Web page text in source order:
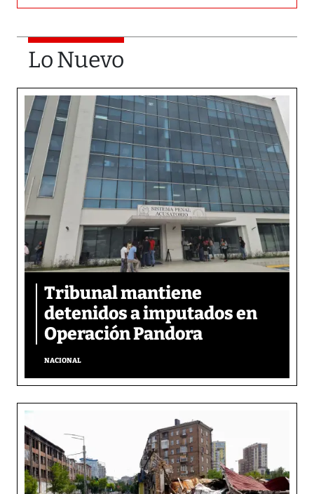
Lo Nuevo
Tribunal mantiene
detenidos a imputados en
Operación Pandora
NACIONAL